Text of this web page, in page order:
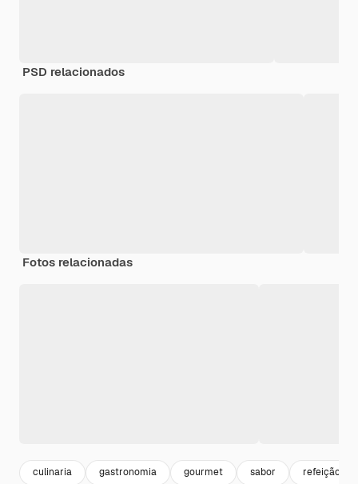
PSD relacionados
Fotos relacionadas
culinaria gastronomia gourmet sabor refeição